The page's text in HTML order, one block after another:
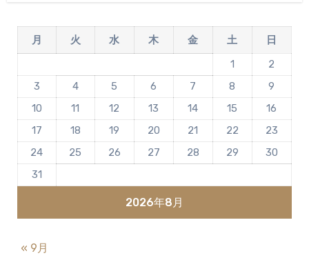
2026年8月
月 火 水 木 金 土
日
1
2
3
4 5 6 7 8
9
10
11 12 13 14 15
16
17
18 19 20 21 22
23
24
25 26 27 28 29
30
31
« 9月